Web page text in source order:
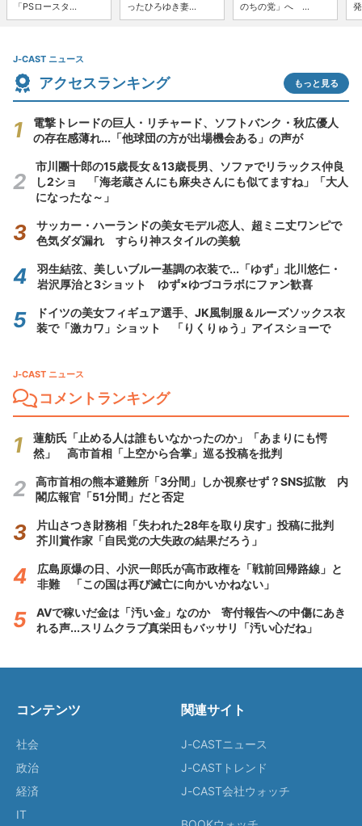
「PSロースタ...
ったひろゆき妻...
のちの党」へ ...
J-CAST ニュース
アクセスランキング もっと見る
電撃トレードの巨人・リチャード、ソフトバンク・秋広優人
の存在感薄れ...「他球団の方が出場機会ある」の声が
市川團十郎の15歳長女＆13歳長男、ソファでリラックス仲良
し2ショ 「海老蔵さんにも麻央さんにも似てますね」「大人
になったな～」
サッカー・ハーランドの美女モデル恋人、超ミニ丈ワンピで
色気ダダ漏れ すらり神スタイルの美貌
羽生結弦、美しいブルー基調の衣装で...「ゆず」北川悠仁・
岩沢厚治と3ショット ゆず×ゆづコラボにファン歓喜
ドイツの美女フィギュア選手、JK風制服＆ルーズソックス衣
装で「激カワ」ショット 「りくりゅう」アイスショーで
J-CAST ニュース
コメントランキング
蓮舫氏「止める人は誰もいなかったのか」「あまりにも愕
然」 高市首相「上空から合掌」巡る投稿を批判
高市首相の熊本避難所「3分間」しか視察せず？SNS拡散 内
閣広報官「51分間」だと否定
片山さつき財務相「失われた28年を取り戻す」投稿に批判
芥川賞作家「自民党の大失政の結果だろう」
広島原爆の日、小沢一郎氏が高市政権を「戦前回帰路線」と
非難 「この国は再び滅亡に向かいかねない」
AVで稼いだ金は「汚い金」なのか 寄付報告への中傷にあき
れる声...スリムクラブ真栄田もバッサリ「汚い心だね」
コンテンツ
社会
政治
経済
IT
関連サイト
J-CASTニュース
J-CASTトレンド
J-CAST会社ウォッチ